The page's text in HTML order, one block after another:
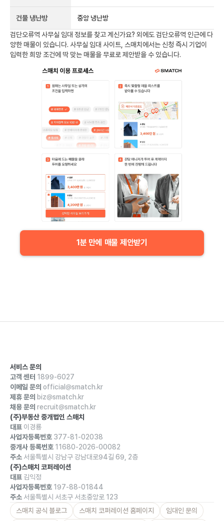
건물 냉난방 중앙 냉난방
검단오류역 사무실 임대 정보를 찾고 계신가요? 외에도 검단오류역 인근에 다
양한 매물이 있습니다. 사무실 임대 사이트, 스매치에서는 신청 즉시 기업이
입력한 희망 조건에 딱 맞는 매물을 무료로 제안받을 수 있습니다.
1분 만에 매물 제안받기
서비스 문의
고객 센터 1899-6027
이메일 문의 official@smatch.kr
제휴 문의 biz@smatch.kr
채용 문의 recruit@smatch.kr
(주)부동산 중개법인 스매치
대표 이경룡
사업자등록번호 377-81-02038
중개사 등록번호 11680-2026-00082
주소 서울특별시 강남구 강남대로94길 69, 2층
(주)스매치 코퍼레이션
대표 김익정
사업자등록번호 197-88-01844
주소 서울특별시 서초구 서초중앙로 123
스매치 공식 블로그
스매치 코퍼레이션 홈페이지 임대인 문의